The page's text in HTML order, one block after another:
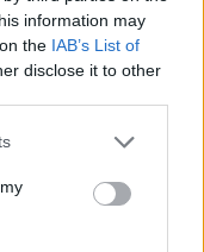
information may
the IAB’s List of
disclose it to other
elkötelezett gamer,